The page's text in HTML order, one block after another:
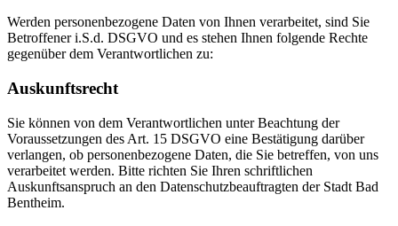
Werden personenbezogene Daten von Ihnen verarbeitet, sind Sie
Betroffener i.S.d. DSGVO und es stehen Ihnen folgende Rechte
gegenüber dem Verantwortlichen zu:
Auskunftsrecht
Sie können von dem Verantwortlichen unter Beachtung der
Voraussetzungen des Art. 15 DSGVO eine Bestätigung darüber
verlangen, ob personenbezogene Daten, die Sie betreffen, von uns
verarbeitet werden. Bitte richten Sie Ihren schriftlichen
Auskunftsanspruch an den Datenschutzbeauftragten der Stadt Bad
Bentheim.